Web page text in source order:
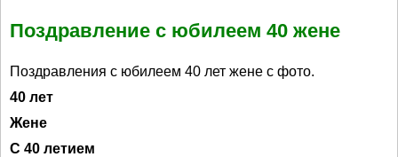
Поздравление с юбилеем 40 жене
Поздравления с юбилеем 40 лет жене с фото.
40 лет
Жене
С 40 летием